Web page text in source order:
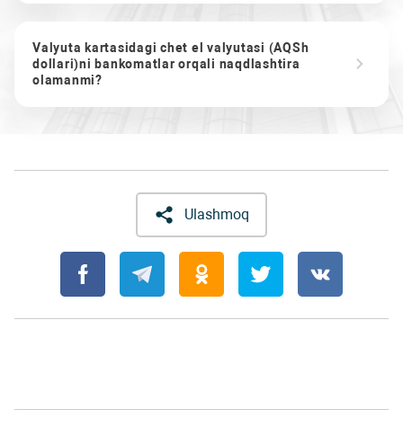
Valyuta kartasidagi chet el valyutasi (AQSh
dollari)ni bankomatlar orqali naqdlashtira
olamanmi?
Ulashmoq